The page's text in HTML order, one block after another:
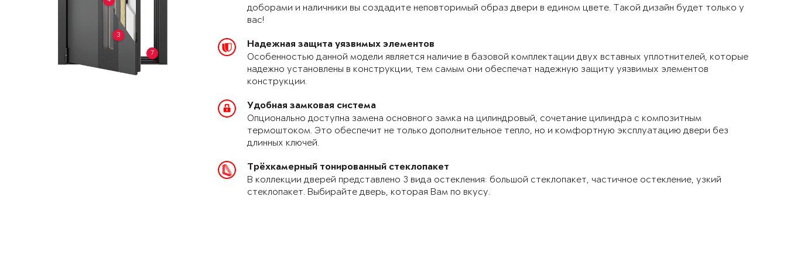
3
7
доборами и наличники вы создадите неповторимый образ двери в едином цвете. Такой дизайн будет только у
вас!
Надежная защита уязвимых элементов
Особенностью данной модели является наличие в базовой комплектации двух вставных уплотнителей, которые
надежно установлены в конструкции, тем самым они обеспечат надежную защиту уязвимых элементов
конструкции.
Удобная замковая система
Опционально доступна замена основного замка на цилиндровый, сочетание цилиндра с композитным
термоштоком. Это обеспечит не только дополнительное тепло, но и комфортную эксплуатацию двери без
длинных ключей.
Трёхкамерный тонированный стеклопакет
В коллекции дверей представлено 3 вида остекления: большой стеклопакет, частичное остекление, узкий
стеклопакет. Выбирайте дверь, которая Вам по вкусу.